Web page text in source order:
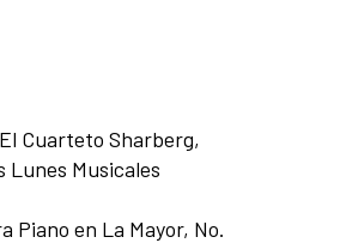
Cuarteto Sharberg,
Musicales
en La Mayor, No.